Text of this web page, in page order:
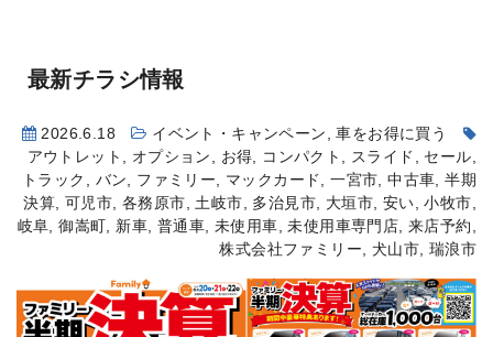
最新チラシ情報
2026.6.18 イベント・キャンペーン ,車をお得に買う
アウトレット
オプション お得 コンパクト スライド セール
トラック
バン ファミリー マックカード ,一宮市 ,中古車 ,半期
決算 可児市 各務原市 土岐市 多治見市, 大垣市, 安い ,小牧市
岐阜 ,御嵩町 新車 普通車 未使用車 ,未使用車専門店 来店予約
株式会社ファミリー
犬山市, 瑞浪市